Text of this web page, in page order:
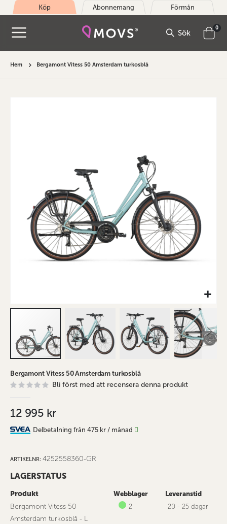
Köp Abonnemang Förmån
Sök Cart
0
Hem Bergamont Vitess 50 Amsterdam turkosblå
till
början
Bergamont Vitess 50 Amsterdam turkosblå
Bli först med att recensera denna produkt
12 995 kr
Delbetalning från 475 kr / månad
ARTIKELNR 4252558360-GR
LAGERSTATUS
Produkt Webblager Leveranstid
Bergamont Vitess 50
Amsterdam turkosblå - L
2 20 - 25 dagar